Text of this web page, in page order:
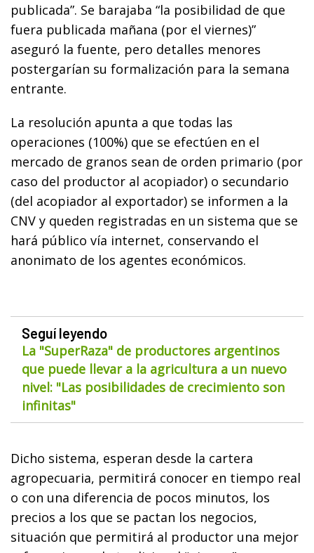
publicada”. Se barajaba “la posibilidad de que
fuera publicada mañana (por el viernes)”
aseguró la fuente, pero detalles menores
postergarían su formalización para la semana
entrante.
La resolución apunta a que todas las
operaciones (100%) que se efectúen en el
mercado de granos sean de orden primario (por
caso del productor al acopiador) o secundario
(del acopiador al exportador) se informen a la
CNV y queden registradas en un sistema que se
hará público vía internet, conservando el
anonimato de los agentes económicos.
Seguí leyendo
La "SuperRaza" de productores argentinos
que puede llevar a la agricultura a un nuevo
nivel: "Las posibilidades de crecimiento son
infinitas"
Dicho sistema, esperan desde la cartera
agropecuaria, permitirá conocer en tiempo real
o con una diferencia de pocos minutos, los
precios a los que se pactan los negocios,
situación que permitirá al productor una mejor